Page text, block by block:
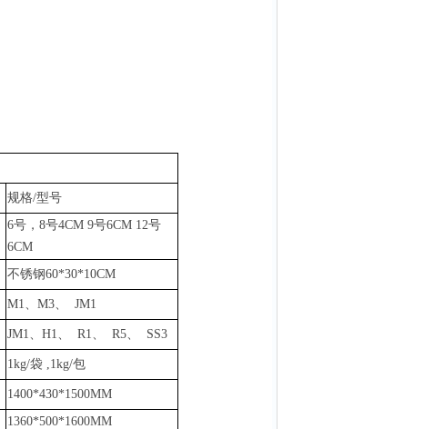
规格/型号
6号，8号4CM 9号6CM 12号
6CM
不锈钢60*30*10CM
M1、M3、 JM1
JM1、H1、 R1、 R5、 SS3
1kg/袋 ,1kg/包
1400*430*1500MM
1360*500*1600MM